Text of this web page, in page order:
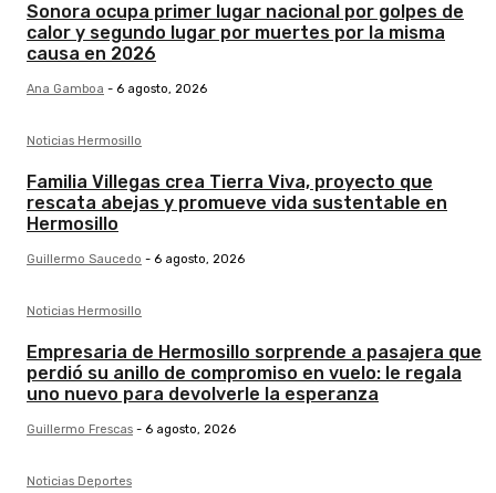
Sonora ocupa primer lugar nacional por golpes de
calor y segundo lugar por muertes por la misma
causa en 2026
Ana Gamboa - 6 agosto, 2026
Noticias Hermosillo
Familia Villegas crea Tierra Viva, proyecto que
rescata abejas y promueve vida sustentable en
Hermosillo
Guillermo Saucedo - 6 agosto, 2026
Noticias Hermosillo
Empresaria de Hermosillo sorprende a pasajera que
perdió su anillo de compromiso en vuelo: le regala
uno nuevo para devolverle la esperanza
Guillermo Frescas - 6 agosto, 2026
Noticias Deportes